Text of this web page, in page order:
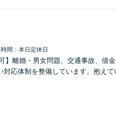
間：本日定休日
】離婚・男女問題、交通事故、借
応体制を整備しています。抱え